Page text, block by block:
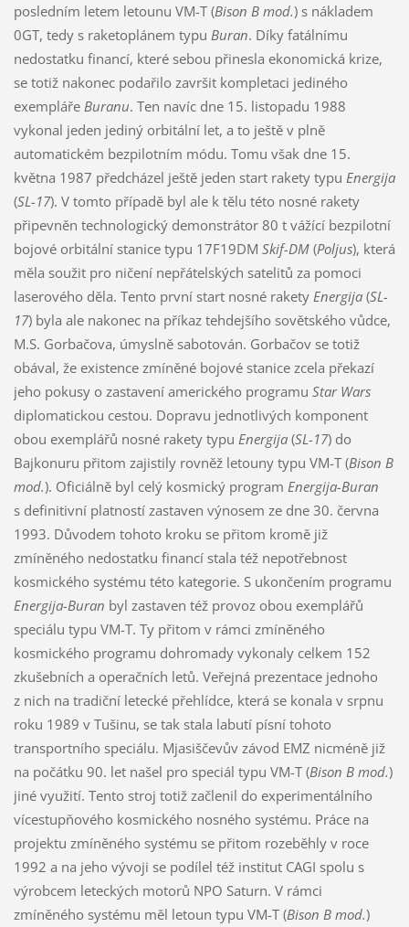
posledním letem letounu VM-T (Bison B mod.) s nákladem
0GT, tedy s raketoplánem typu Buran. Díky fatálnímu
nedostatku financí, které sebou přinesla ekonomická krize,
se totiž nakonec podařilo završit kompletaci jediného
exempláře Buranu. Ten navíc dne 15. listopadu 1988
vykonal jeden jediný orbitální let, a to ještě v plně
automatickém bezpilotním módu. Tomu však dne 15.
května 1987 předcházel ještě jeden start rakety typu Energija
(SL-17). V tomto případě byl ale k tělu této nosné rakety
připevněn technologický demonstrátor 80 t vážící bezpilotní
bojové orbitální stanice typu 17F19DM Skif-DM(Poljus), která
měla soužit pro ničení nepřátelských satelitů za pomoci
laserového děla. Tento první start nosné raketyEnergija(SL-
17) byla ale nakonec na příkaz tehdejšího sovětského vůdce,
M.S. Gorbačova, úmyslně sabotován. Gorbačov se totiž
obával, že existence zmíněné bojové stanice zcela překazí
jeho pokusy o zastavení amerického programu Star Wars
diplomatickou cestou. Dopravu jednotlivých komponent
obou exemplářů nosné rakety typu Energija(SL-17) do
Bajkonuru přitom zajistily rovněž letouny typu VM-T (Bison B
mod.). Oficiálně byl celý kosmický program Energija-Buran
s definitivní platností zastaven výnosem ze dne 30. června
1993. Důvodem tohoto kroku se přitom kromě již
zmíněného nedostatku financí stala též nepotřebnost
kosmického systému této kategorie. S ukončením programu
Energija-Buran byl zastaven též provoz obou exemplářů
speciálu typu VM-T. Ty přitom v rámci zmíněného
kosmického programu dohromady vykonaly celkem 152
zkušebních a operačních letů. Veřejná prezentace jednoho
z nich na tradiční letecké přehlídce, která se konala v srpnu
roku 1989 v Tušinu, se tak stala labutí písní tohoto
transportního speciálu. Mjasiščevův závod EMZ nicméně již
na počátku 90. let našel pro speciál typu VM-T (Bison B mod.)
jiné využití. Tento stroj totiž začlenil do experimentálního
vícestupňového kosmického nosného systému. Práce na
projektu zmíněného systému se přitom rozeběhly v roce
1992 a na jeho vývoji se podílel též institut CAGI spolu s
výrobcem leteckých motorů NPO Saturn. V rámci
zmíněného systému měl letoun typu VM-T (Bison B mod.)